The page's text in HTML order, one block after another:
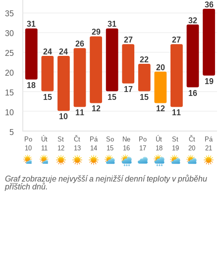
31
18
24
15
24
10
26
11
29
12
31
15
27
17
22
15
20
12
27
11
32
16
36
19
35
30
25
20
15
10
5
Po
10
Út
11
St
12
Čt
13
Pá
14
So
15
Ne
16
Po
17
Út
18
St
19
Čt
20
Pá
21
Graf zobrazuje nejvyšší a nejnižší denní teploty v průběhu
příštích dnů.